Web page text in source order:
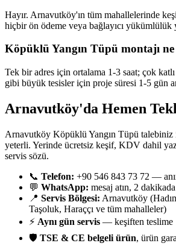
Hayır. Arnavutköy'ın tüm mahallelerinde
hiçbir ön ödeme veya bağlayıcı yükümlülük
Köpüklü Yangın Tüpü montajı
Tek bir adres için ortalama 1-3 saat; çok
gibi büyük tesisler için proje süresi 1-5 gün
Arnavutköy'da Hemen
Arnavutköy Köpüklü Yangın Tüpü
yeterli. Yerinde ücretsiz keşif, KDV dahil
servis sözü.
📞 Telefon: +90 546 843 73 72 —
💬 WhatsApp: mesaj atın, 2
📍 Servis Bölgesi: Arnavutköy
Taşoluk, Haraççı ve tüm mahalleler)
⚡ Aynı gün servis — keşiften teslime
🛡️ TSE & CE belgeli ürün, ürün